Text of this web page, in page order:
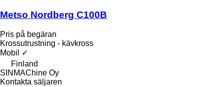
Metso Nordberg C100B
Pris på begäran
Krossutrustning - kävkross
Mobil
✓
Finland
SINMAChine Oy
Kontakta säljaren